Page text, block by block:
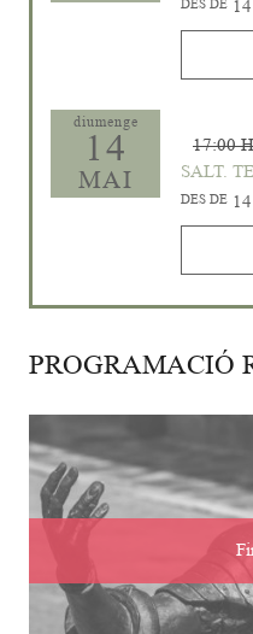
DES DE
diumenge
14
MAI
17:00 H
SALT.
DES DE
PROGRAMACIÓ